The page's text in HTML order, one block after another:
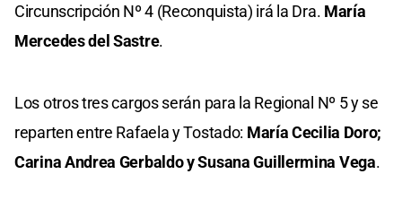
Circunscripción Nº 4 (Reconquista) irá la Dra. María
Mercedes del Sastre.
Los otros tres cargos serán para la Regional Nº 5 y se
reparten entre Rafaela y Tostado: María Cecilia Doro;
Carina Andrea Gerbaldo y Susana Guillermina Vega.